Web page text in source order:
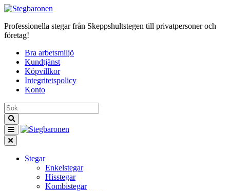
Professionella stegar från Skeppshultstegen till privatpersoner och
företag!
Bra arbetsmiljö
Kundtjänst
Köpvillkor
Integritetspolicy
Konto
Stegar
Enkelstegar
Hisstegar
Kombistegar